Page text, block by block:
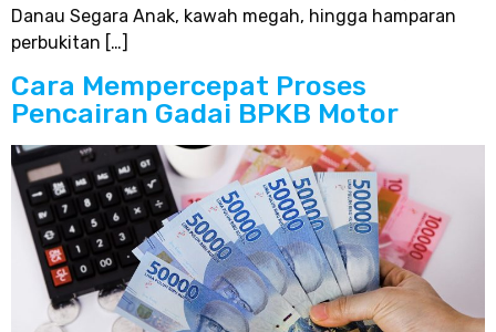
Danau Segara Anak, kawah megah, hingga hamparan
perbukitan […]
Cara Mempercepat Proses
Pencairan Gadai BPKB Motor